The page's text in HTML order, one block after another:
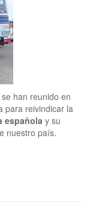
se han reunido en
para reivindicar la
española y su
nuestro país.